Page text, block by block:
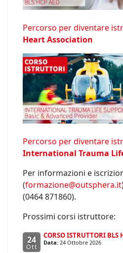
Percorso per diventare
Heart Association
Percorso per diventare
International Trauma
Per informazioni e
(formazione@outsphera.it
(0464 871860).
Prossimi corsi istruttore:
24
Ott
CORSO ISTRUTTORI BLS
Data: 24 Ottobre 2026